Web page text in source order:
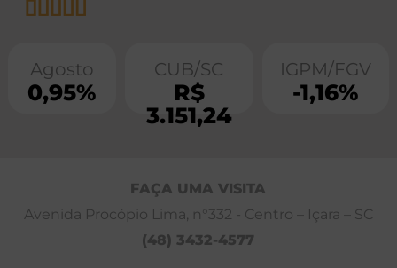
Agosto
0,95%
CUB/SC
R$
3.151,24
IGPM/FGV
-1,16%
FAÇA UMA VISITA
Avenida Procópio Lima, n°332 - Centro – Içara – SC
(48) 3432-4577